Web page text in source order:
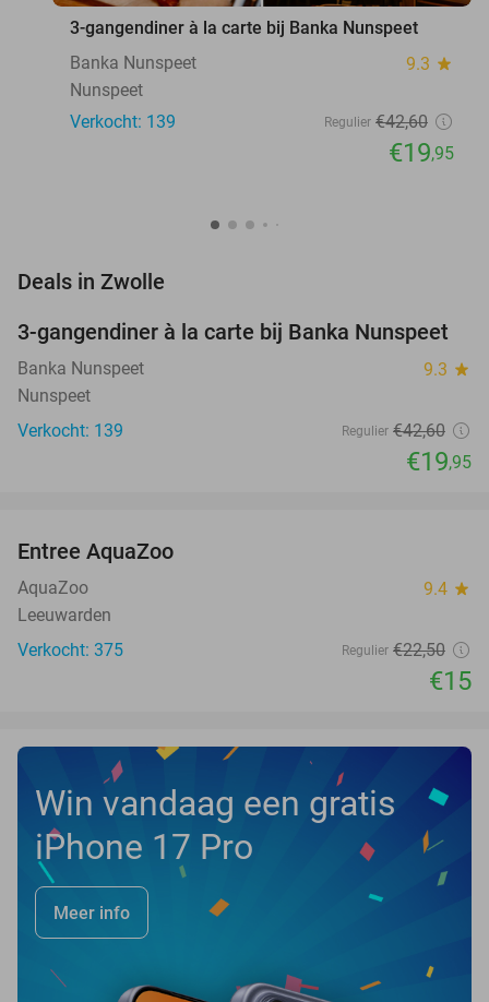
3-gangendiner à la carte bij Banka Nunspeet
Banka Nunspeet
9.3 star
Nunspeet
Verkocht: 139
Regulier €42,60
€19,95
Deals in Zwolle
53%
3-gangendiner à la carte bij Banka Nunspeet
Banka Nunspeet 9.3 star
Nunspeet
Verkocht: 139
Regulier €42,60
€19,95
TODAY
Entree AquaZoo
AquaZoo 9.4 star
Leeuwarden
Verkocht: 375
Regulier €22,50
€15
Win vandaag een gratis
iPhone 17 Pro
Meer info